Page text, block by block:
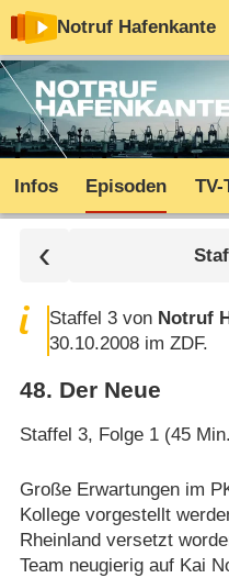
Notruf Hafenkante
Infos Episoden TV-
Staffel 3 von Notruf
30.10.2008 im ZDF.
48. Der Neue
Staffel 3, Folge 1 (45
Große Erwartungen im
Kollege vorgestellt
Rheinland versetzt
Team neugierig auf Kai